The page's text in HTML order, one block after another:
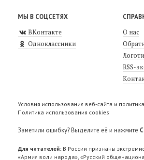
МЫ В СОЦСЕТЯХ
ВКонтакте
Одноклассники
О нас
RSS-
Условия использования веб-сайта и
Политика использования cookies
Заметили ошибку? Выделите её и нажмите
Для читателей: В России признаны
«Армия воли народа», «Русский